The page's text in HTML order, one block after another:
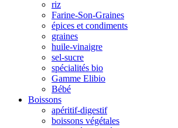
riz
Farine-Son-Graines
épices et condiments
graines
huile-vinaigre
sel-sucre
spécialités bio
Gamme Elibio
Bébé
Boissons
apéritif-digestif
boissons végétales